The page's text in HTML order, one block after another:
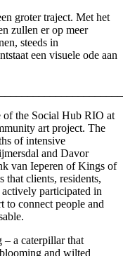
groter traject. Met het
zullen er op meer
steeds in
een visuele ode aan
of the Social Hub RIO at
art project. The
of intensive
and Davor
van Ieperen of Kings of
that clients, residents,
participated in
to connect people and
– a caterpillar that
and wilted